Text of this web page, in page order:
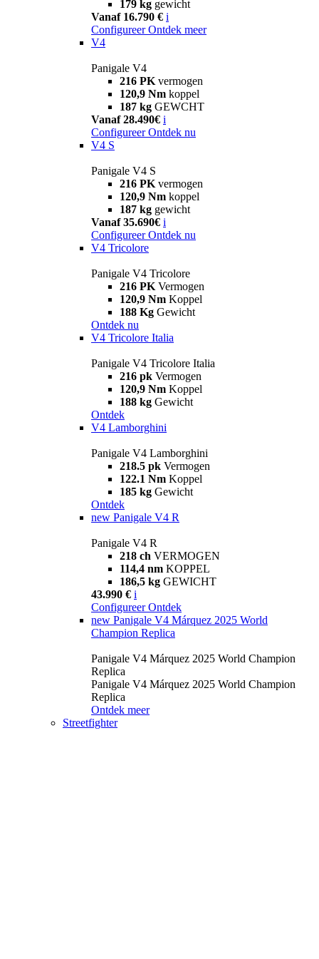
179 kg gewicht
Vanaf 16.790 € i
Configureer Ontdek meer
V4
Panigale V4
216 PK vermogen
120,9 Nm koppel
187 kg GEWCHT
Vanaf 28.490€ i
Configureer Ontdek nu
V4 S
Panigale V4 S
216 PK vermogen
120,9 Nm koppel
187 kg gewicht
Vanaf 35.690€ i
Configureer Ontdek nu
V4 Tricolore
Panigale V4 Tricolore
216 PK Vermogen
120,9 Nm Koppel
188 Kg Gewicht
Ontdek nu
V4 Tricolore Italia
Panigale V4 Tricolore Italia
216 pk Vermogen
120,9 Nm Koppel
188 kg Gewicht
Ontdek
V4 Lamborghini
Panigale V4 Lamborghini
218.5 pk Vermogen
122.1 Nm Koppel
185 kg Gewicht
Ontdek
new Panigale V4 R
Panigale V4 R
218 ch VERMOGEN
114,4 nm KOPPEL
186,5 kg GEWICHT
43.990 € i
Configureer Ontdek
new Panigale V4 Márquez 2025 World
Champion Replica
Panigale V4 Márquez 2025 World Champion
Replica
Panigale V4 Márquez 2025 World Champion
Replica
Ontdek meer
Streetfighter